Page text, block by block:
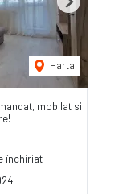
Harta
Next
mobilat si
închiriat